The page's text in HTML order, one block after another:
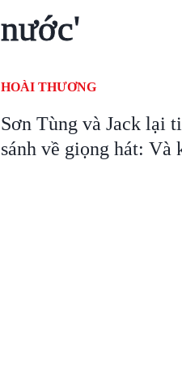
nước'
HOÀI THƯƠNG
Sơn Tùng và Jack lại
sánh về giọng hát: Và